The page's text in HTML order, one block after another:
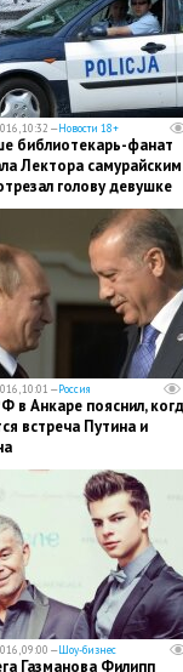
10:32 —Новости 18+
библиотекарь-фанат
Лектора самурайским
голову девушке
10:01 —Россия
в Анкаре пояснил,
встреча Путина и
09:00 —Шоу-бизнес
Газманова Филипп